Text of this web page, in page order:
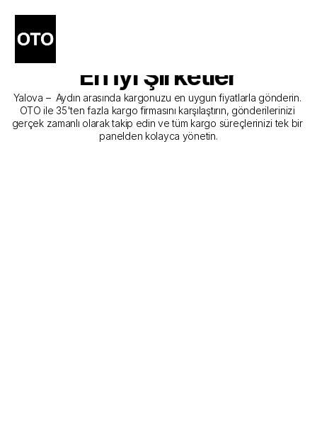
Yalova - Aydın Kargo
Gönderim Hizmeti Sunan
En İyi Şirketler
Yalova –  Aydın arasında kargonuzu en uygun fiyatlarla gönderin.
OTO ile 35'ten fazla kargo firmasını karşılaştırın, gönderilerinizi
gerçek zamanlı olarak takip edin ve tüm kargo süreçlerinizi tek bir
panelden kolayca yönetin.